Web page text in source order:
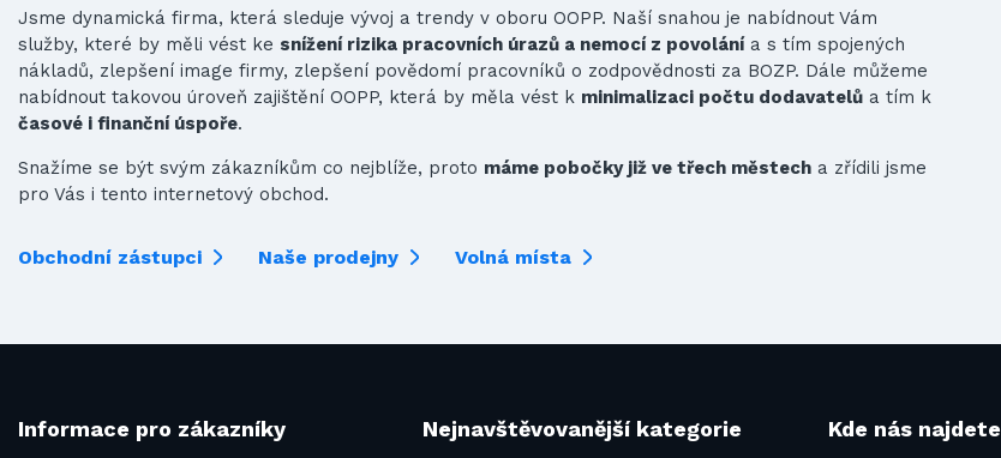
Jsme dynamická firma, která sleduje vývoj a trendy v oboru OOPP. Naší snahou je nabídnout Vám
služby, které by měli vést ke snížení rizika pracovních úrazů a nemocí z povolánía s tím spojených
nákladů, zlepšení image firmy, zlepšení povědomí pracovníků o zodpovědnosti za BOZP. Dále můžeme
nabídnout takovou úroveň zajištění OOPP, která by měla vést k minimalizaci počtu dodavatelů a tím k
časové i finanční úspoře.
Snažíme se být svým zákazníkům co nejblíže, proto máme pobočky již ve třech městech a zřídili jsme
pro Vás i tento internetový obchod.
Obchodní zástupci Naše prodejny Volná místa
Informace pro zákazníky Nejnavštěvovanější kategorie Kde nás najdete